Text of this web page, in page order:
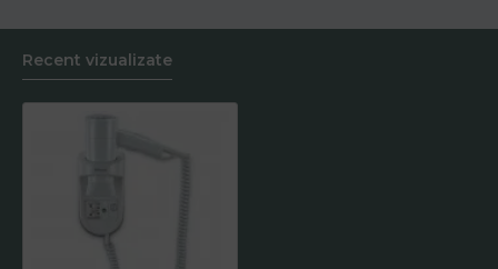
Recent vizualizate